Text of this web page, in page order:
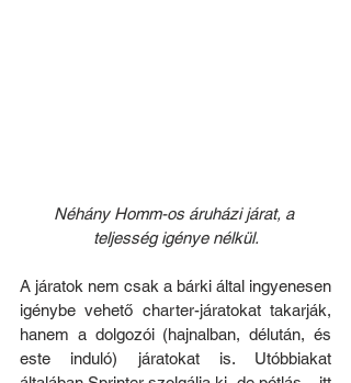
Néhány Homm-os áruházi járat, a
teljesség igénye nélkül.
A járatok nem csak a bárki által ingyenesen
igénybe vehető charter-járatokat takarják,
hanem a dolgozói (hajnalban, délután, és
este induló) járatokat is. Utóbbiakat